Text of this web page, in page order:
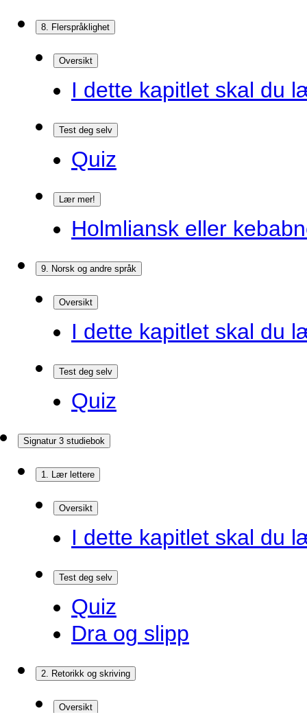
8. Flerspråklighet
Oversikt
I dette kapitlet skal du
Test deg selv
Quiz
Lær mer!
Holmliansk eller
9. Norsk og andre språk
Oversikt
I dette kapitlet skal du
Test deg selv
Quiz
Signatur 3 studiebok
1. Lær lettere
Oversikt
I dette kapitlet skal du
Test deg selv
Quiz
Dra og slipp
2. Retorikk og skriving
Oversikt